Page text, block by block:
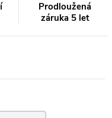
Prodloužená
záruka 5 let